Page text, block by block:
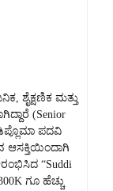
ಶೈಕ್ಷಣಿಕ ಮತ್ತು
(Senior
ಪದವಿ
ಆಸಕ್ತಿಯಿಂದಾಗಿ
“Suddi
ಗೂ ಹೆಚ್ಚು